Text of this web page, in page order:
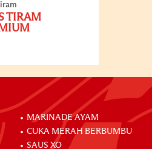
TIRAM
MARINADE AYAM
CUKA MERAH BERBUMBU
SAUS XO